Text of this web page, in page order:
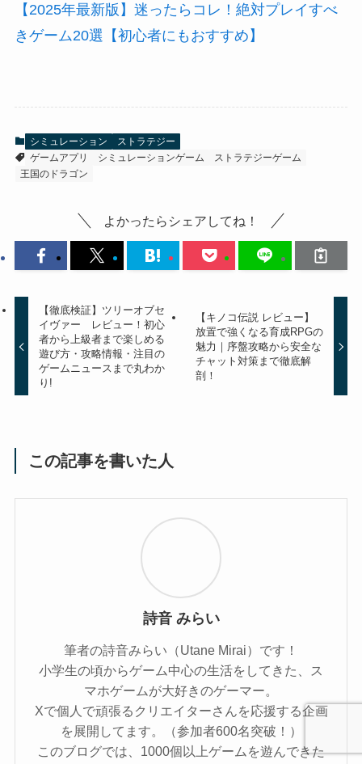
【2025年最新版】迷ったらコレ！絶対プレイすべ
きゲーム20選【初心者にもおすすめ】
シミュレーション
ストラテジー
ゲームアプリ
シミュレーションゲーム
ストラテジーゲーム
王国のドラゴン
よかったらシェアしてね！
【徹底検証】ツリーオブセ
イヴァー レビュー！初心
者から上級者まで楽しめる
遊び方・攻略情報・注目の
ゲームニュースまで丸わか
り!
【キノコ伝説 レビュー】
放置で強くなる育成RPGの
魅力｜序盤攻略から安全な
チャット対策まで徹底解
剖！
この記事を書いた人
詩音 みらい
筆者の詩音みらい（Utane Mirai）です！
小学生の頃からゲーム中心の生活をしてきた、ス
マホゲームが大好きのゲーマー。
Xで個人で頑張るクリエイターさんを応援する企画
を展開してます。（参加者600名突破！）
このブログでは、1000個以上ゲームを遊んできた